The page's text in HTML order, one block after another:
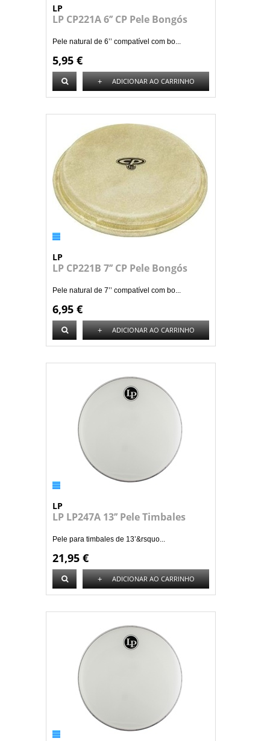
LP
LP CP221A 6’’ CP Pele Bongós
Pele natural de 6’’ compatível com bo...
5,95 €
+ ADICIONAR AO CARRINHO
LP
LP CP221B 7’’ CP Pele Bongós
Pele natural de 7’’ compatível com bo...
6,95 €
+ ADICIONAR AO CARRINHO
LP
LP LP247A 13’’ Pele Timbales
Pele para timbales de 13’&rsquo...
21,95 €
+ ADICIONAR AO CARRINHO